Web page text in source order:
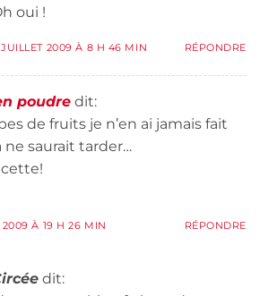
oui !
2009 À 8 H 46 MIN RÉPONDRE
poudre dit:
de fruits je n’en ai jamais fait
ne saurait tarder…
2009 À 19 H 26 MIN RÉPONDRE
dit: